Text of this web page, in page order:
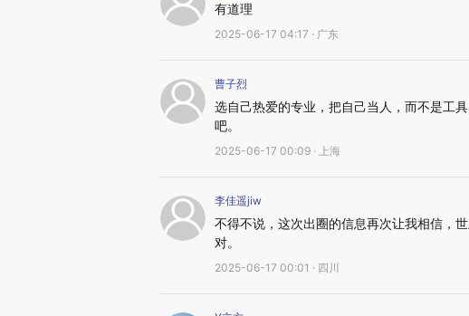
有道理
2025-06-17 04:17 · 广东
曹子烈
选自己热爱的专业，把自己当人，而不是工
吧。
2025-06-17 00:09 · 上海
李佳遥jiw
不得不说，这次出圈的信息再次让我相信，
对。
2025-06-17 00:01 · 四川